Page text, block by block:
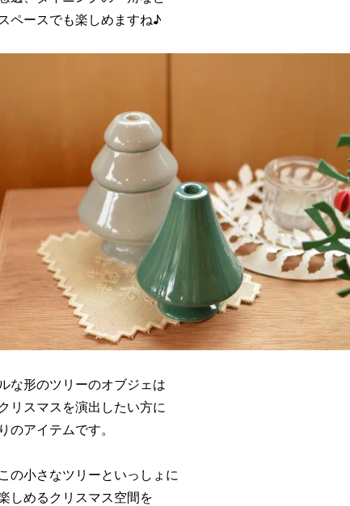
ペースでも楽しめますね♪
な形のツリーのオブジェは
リスマスを演出したい方に
のアイテムです。
の小さなツリーといっしょに
しめるクリスマス空間を